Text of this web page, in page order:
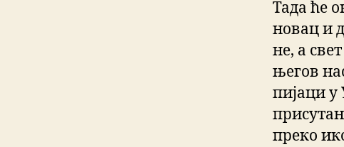
Тада ће
новац и
не, а
његов
пијаци у
преко